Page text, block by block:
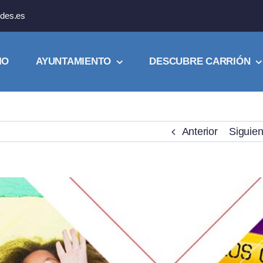
AYUNTAMIENTO DESCUBRE CARRIÓN
Anterior